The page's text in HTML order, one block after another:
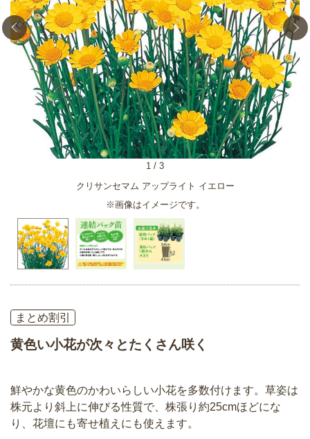
クリサンセマム アップライト イエロー
※画像はイメージです。
1 / 3
まとめ割引
黄色い小花が次々とたくさん咲く
鮮やかな黄色のかわいらしい小花を多数付けます。草姿は
株元より斜上に伸びる性質で、株張り約25cmほどにな
り、花壇にも寄せ植えにも使えます。